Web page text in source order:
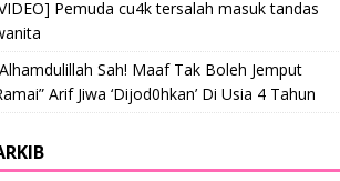
Pemuda cu4k tersalah masuk tandas
Sah! Maaf Tak Boleh Jemput
Arif Jiwa ‘Dijod0hkan’ Di Usia 4 Tahun